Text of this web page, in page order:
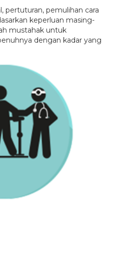
pertuturan, pemulihan cara
keperluan masing-
mustahak untuk
dengan kadar yang